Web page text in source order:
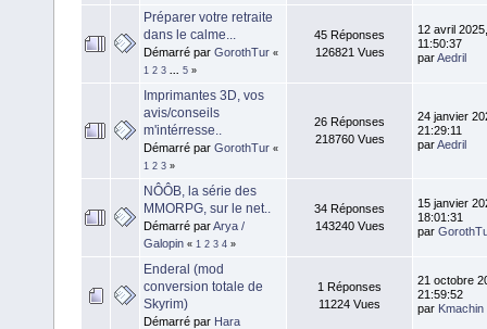
Préparer votre retraite
dans le calme...
Démarré par GorothTur «
1 2 3 5 »
45 Réponses
126821 Vues
12 avril 2025,
11:50:37
parAedril
Imprimantes 3D, vos
avis/conseils
m'intérresse..
Démarré par GorothTur «
1 2 3 »
26 Réponses
218760 Vues
24 janvier
21:29:11
parAedril
NÔÔB, la série des
MMORPG, sur le net..
Démarré parArya /
Galopin « 1 2 3 4 »
34 Réponses
143240 Vues
15 janvier
18:01:31
par
Enderal (mod
conversion totale de
Skyrim)
Démarré par Hara
1 Réponses
11224 Vues
21 octobre
21:59:52
par Kmachin